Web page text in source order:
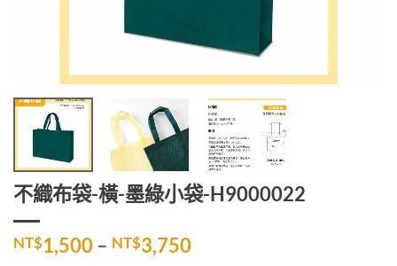
不織布袋-橫-墨綠小袋-H9000022
NT$1,500– NT$3,750價